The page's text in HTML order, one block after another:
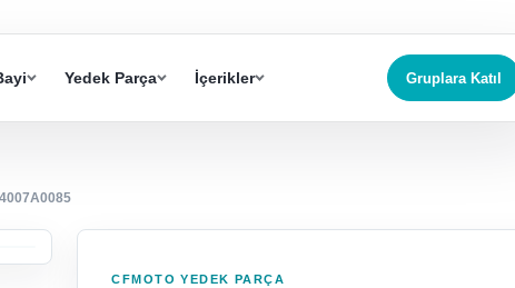
Yedek Parça İçerikler Gruplara Katıl
CFMOTO YEDEK PARÇA